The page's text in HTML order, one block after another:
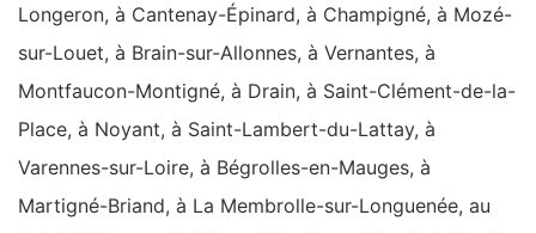
Longeron, à Cantenay-Épinard, à Champigné, à Mozé-
sur-Louet, à Brain-sur-Allonnes, à Vernantes, à
Montfaucon-Montigné, à Drain, à Saint-Clément-de-la-
Place, à Noyant, à Saint-Lambert-du-Lattay, à
Varennes-sur-Loire, à Bégrolles-en-Mauges, à
Martigné-Briand, à La Membrolle-sur-Longuenée, au